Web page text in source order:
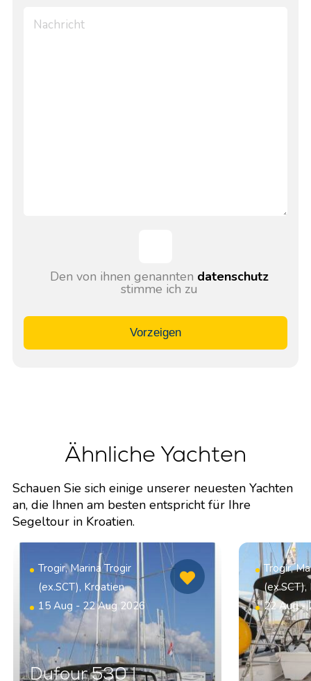
Den von ihnen genannten datenschutz
stimme ich zu
Vorzeigen
Ähnliche Yachten
Schauen Sie sich einige unserer neuesten Yachten
an, die Ihnen am besten entspricht für Ihre
Segeltour in Kroatien.
Trogir, Marina Trogir
(ex.SCT), Kroatien
15 Aug - 22 Aug 2026
Dufour 530 |
Trogir,
22 Aug -